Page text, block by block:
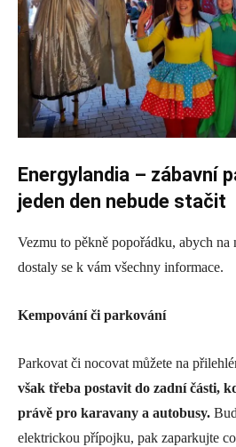
Energylandia – zábavní
jeden den nebude stačit
Vezmu to pěkně popořádku, abych na
dostaly se k vám všechny informace.
Kempování či parkování
Parkovat či nocovat můžete na
však třeba postavit do zadní části,
právě pro karavany a autobusy.
elektrickou přípojku, pak zaparkujte